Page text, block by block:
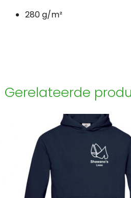
280 g/m²
Gerelateerde